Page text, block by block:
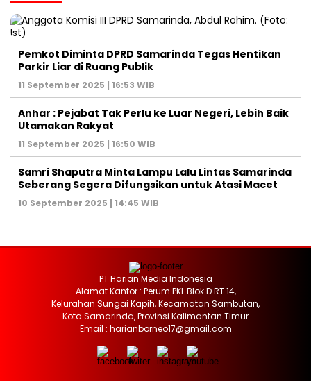
Pemkot Diminta DPRD Samarinda Tegas Hentikan
Parkir Liar di Ruang Publik
11 September 2025 | 16:53 WIB
Anhar : Pejabat Tak Perlu ke Luar Negeri, Lebih Baik
Utamakan Rakyat
11 September 2025 | 16:50 WIB
Samri Shaputra Minta Lampu Lalu Lintas Samarinda
Seberang Segera Difungsikan untuk Atasi Macet
10 September 2025 | 14:45 WIB
PT Harian Media Indonesia
Alamat Kantor : Perum PKL Blok D RT 14,
Kelurahan Sungai Kapih, Kecamatan Sambutan,
Kota Samarinda, Provinsi Kalimantan Timur
Email : harianborneo17@gmail.com